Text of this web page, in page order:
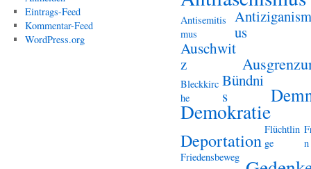
Eintrags-Feed
Kommentar-Feed
WordPress.org
Antisemitis
mus
Antiziganism
us
Auschwit
z
Bleckkirc
he
Bündni
s
Demokratie
Deportation
Flüchtlin
ge
n
Friedensbeweg